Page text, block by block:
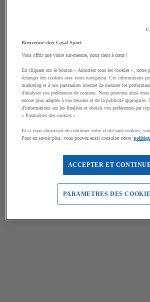
Bienvenue chez Casal Sport
Vous offrir une visite sur-mesure, nous tient à cœur !
En cliquant sur le bouton « Autoriser tous les cookies », notre
échanger des cookies avec votre navigateur. Ces informations
marketing et à nos partenaires internet de mesurer les
d'analyser vos préférences de contenu. Nous pouvons ainsi
encore plus adaptés à vos besoins et de la publicité appropriée.
d'informations sur les finalités et choisir vos préférences par
« Paramètres des cookies ».
Et si vous choisissez de continuer votre visite sans cookies,
Pour en savoir plus, vous pouvez aussi consulter notre
ACCEPTER ET
PARAMETRES DES